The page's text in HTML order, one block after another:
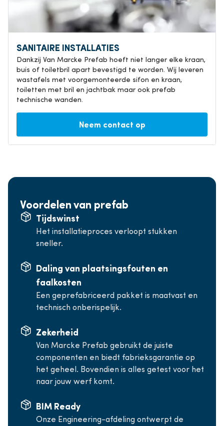
SANITAIRE INSTALLATIES
Dankzij Van Marcke Prefab hoeft niet langer elke kraan,
buis of toiletbril apart bevestigd te worden. Wij leveren
wastafels met voorgemonteerde sifon en kraan,
toiletten met bril en jachtbak maar ook prefab
technische wanden.
Neem contact op
Voordelen van prefab
Tijdswinst
Het installatieproces verloopt stukken
sneller.
Daling van plaatsingsfouten en
faalkosten
Een geprefabriceerd pakket is maatvast en
technisch onberispelijk.
Zekerheid
Van Marcke Prefab gebruikt de juiste
componenten en biedt fabrieksgarantie op
het geheel. Bovendien is alles getest voor het
naar jouw werf komt.
BIM Ready
Onze Engineering-afdeling ontwerpt de